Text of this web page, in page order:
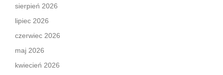
sierpień 2026
lipiec 2026
czerwiec 2026
maj 2026
kwiecień 2026